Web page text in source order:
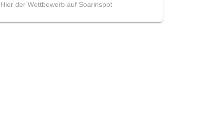
Hier der Wettbewerb auf Soarinspot